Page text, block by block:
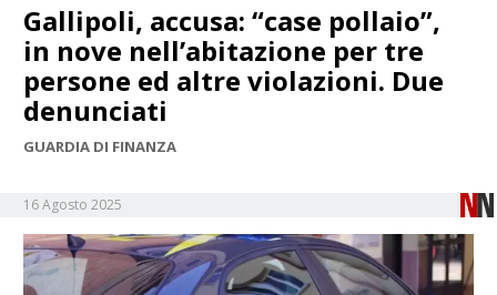
Gallipoli, accusa: “case pollaio”,
in nove nell’abitazione per tre
persone ed altre violazioni. Due
denunciati
GUARDIA DI FINANZA
16 Agosto 2025